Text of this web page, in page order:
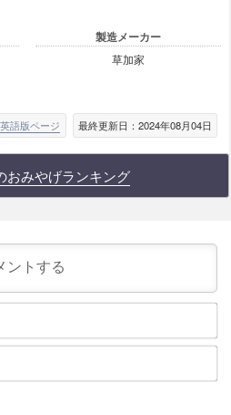
製造メーカー
草加家
英語版ページ 最終更新日：2024年08月04日
おみやげランキング
ニ
ク
E